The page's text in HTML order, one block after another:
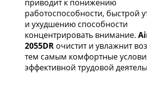
приводит к понижению
работоспособности, быстрой
и ухудшению способности
концентрировать внимание.
2055DR очистит и увлажнит
тем самым комфортные
эффективной трудовой